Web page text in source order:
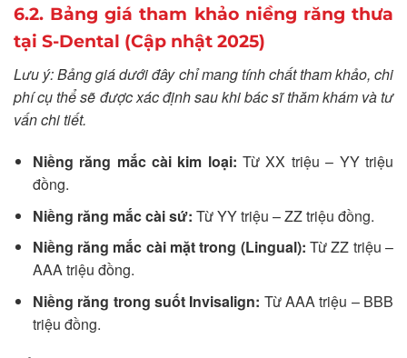
6.2. Bảng giá tham khảo niềng răng thưa
tại S-Dental (Cập nhật 2025)
Lưu ý: Bảng giá dưới đây chỉ mang tính chất tham khảo, chi
phí cụ thể sẽ được xác định sau khi bác sĩ thăm khám và tư
vấn chi tiết.
Niềng răng mắc cài kim loại: Từ XX triệu – YY triệu
đồng.
Niềng răng mắc cài sứ: Từ YY triệu – ZZ triệu đồng.
Niềng răng mắc cài mặt trong (Lingual): Từ ZZ triệu –
AAA triệu đồng.
Niềng răng trong suốt Invisalign: Từ AAA triệu – BBB
triệu đồng.